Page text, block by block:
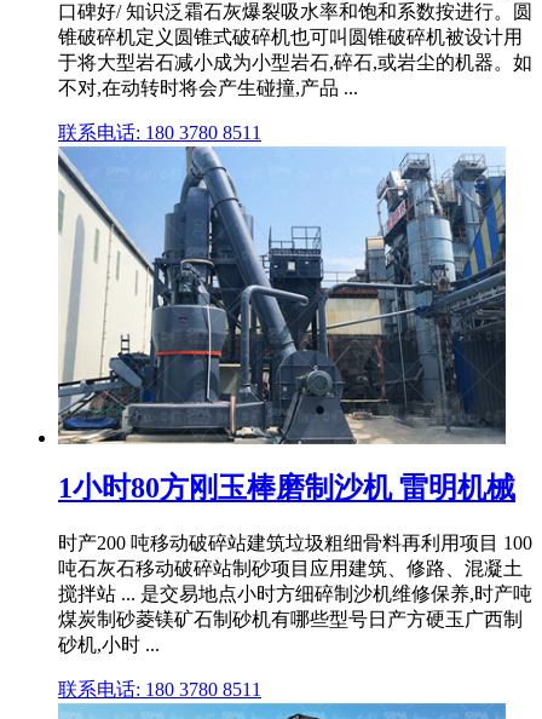
口碑好/ 知识泛霜石灰爆裂吸水率和饱和系数按进行。圆
锥破碎机定义圆锥式破碎机也可叫圆锥破碎机被设计用
于将大型岩石减小成为小型岩石,碎石,或岩尘的机器。如
不对,在动转时将会产生碰撞,产品 ...
联系电话: 180 3780 8511
1小时80方刚玉棒磨制沙机 雷明机械
时产200 吨移动破碎站建筑垃圾粗细骨料再利用项目 100
吨石灰石移动破碎站制砂项目应用建筑、修路、混凝土
搅拌站 ... 是交易地点小时方细碎制沙机维修保养,时产吨
煤炭制砂菱镁矿石制砂机有哪些型号日产方硬玉广西制
砂机,小时 ...
联系电话: 180 3780 8511